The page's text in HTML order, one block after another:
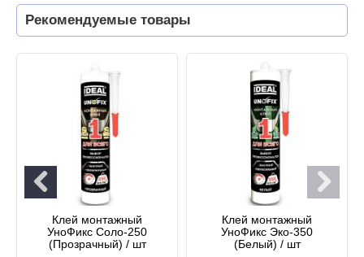
Рекомендуемые товары
Клей монтажный
УноФикс Соло-250
(Прозрачный) / шт
Клей монтажный
УноФикс Эко-350
(Белый) / шт